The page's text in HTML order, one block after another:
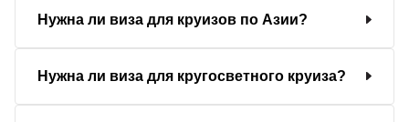
Нужна ли виза для круизов по Азии?
Нужна ли виза для кругосветного круиза?